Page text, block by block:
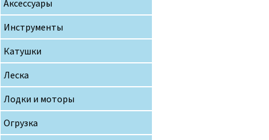
Аксессуары
Инструменты
Катушки
Леска
Лодки и моторы
Огрузка